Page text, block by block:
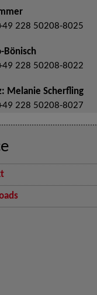
228 50208-8025
Bönisch
228 50208-8022
Melanie Scherfling
228 50208-8027